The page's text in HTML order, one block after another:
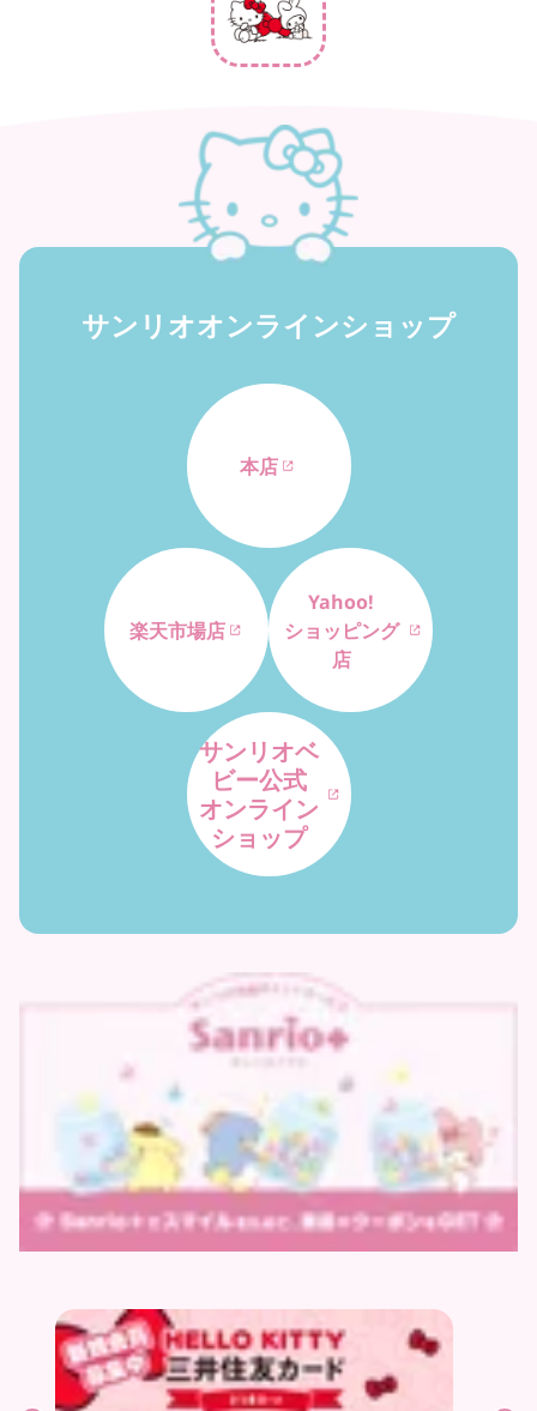
サンリオオンラインショップ
本店
楽天市場店
Yahoo!
ショッピング
店
サンリオベ
ビー公式
オンライン
ショップ